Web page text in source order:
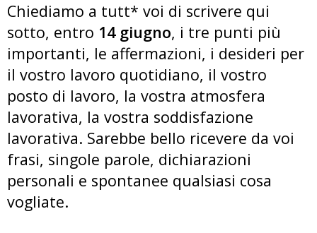
Chiediamo a tutt* voi di scrivere qui
sotto, entro 14 giugno, i tre punti più
importanti, le affermazioni, i desideri per
il vostro lavoro quotidiano, il vostro
posto di lavoro, la vostra atmosfera
lavorativa, la vostra soddisfazione
lavorativa. Sarebbe bello ricevere da voi
frasi, singole parole, dichiarazioni
personali e spontanee qualsiasi cosa
vogliate.